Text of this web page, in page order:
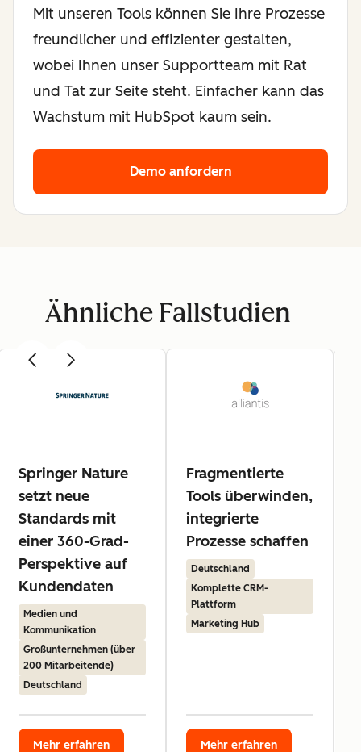
Mit unseren Tools können Sie Ihre Prozesse
freundlicher und effizienter gestalten,
wobei Ihnen unser Supportteam mit Rat
und Tat zur Seite steht. Einfacher kann das
Wachstum mit HubSpot kaum sein.
Demo anfordern
Ähnliche Fallstudien
Springer Nature
setzt neue
Standards mit
einer 360-Grad-
Perspektive auf
Kundendaten
Medien und
Kommunikation
Großunternehmen (über
200 Mitarbeitende)
Deutschland
Mehr erfahren
Fragmentierte
Tools überwinden,
integrierte
Prozesse schaffen
Deutschland
Komplette CRM-
Plattform
Marketing Hub
Mehr erfahren